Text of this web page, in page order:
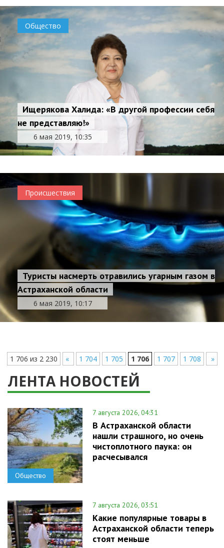
Общество
Ищерякова Халида: «В другой профессии себя
не представляю!»
6 мая 2019, 10:35
Происшествия
Туристы насмерть отравились угарным газом в
Астраханской области
6 мая 2019, 10:17
1 706 из 2 230 « 1 704 1 705 1 706 1 707 1 708 »
ЛЕНТА НОВОСТЕЙ
Общество
7 августа 2026, 04:31
В Астраханской области
нашли страшного, но очень
чистоплотного паука: он
расчесывался
7 августа 2026, 03:51
Какие популярные товары в
Астраханской области теперь
стоят меньше